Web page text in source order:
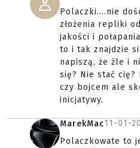
Polaczki....nie
złożenia repliki
jakości i
to i tak znajdzie
napiszą, że źle i
się? Nie stać cię?
czy bojcem ale
inicjatywy.
MarekMac11-01-
Polaczkowate to